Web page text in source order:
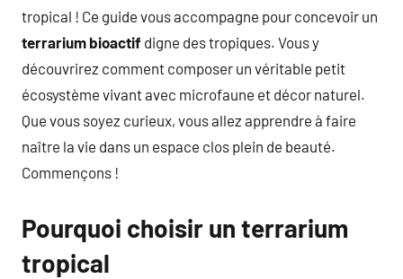
tropical ! Ce guide vous accompagne pour concevoir un
terrarium bioactif digne des tropiques. Vous y
découvrirez comment composer un véritable petit
écosystème vivant avec microfaune et décor naturel.
Que vous soyez curieux, vous allez apprendre à faire
naître la vie dans un espace clos plein de beauté.
Commençons !
Pourquoi choisir un terrarium
tropical